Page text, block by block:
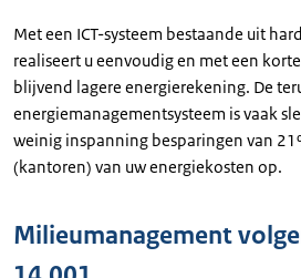
Met een ICT-systeem bestaande uit
realiseert u eenvoudig en met een
blijvend lagere energierekening. De
energiemanagementsysteem is vaak
weinig inspanning besparingen van
(kantoren) van uw energiekosten op.
Milieumanagement